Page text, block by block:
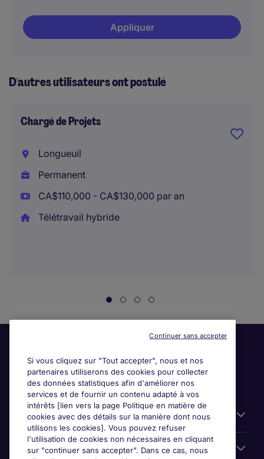
Appliquer
D'autres utilisateurs ont postulé
Chargé de Projets
Longueuil
Permanent
CA$110,000 - CA$130,000 par an
Télétravail hybride
Liens utiles
Parcourir nos offres
Si vous cliquez sur "Tout accepter", nous et nos
partenaires utiliserons des cookies pour collecter
des données statistiques afin d'améliorer nos
services et de fournir un contenu adapté à vos
intérêts [lien vers la page Politique en matière de
cookies avec des détails sur la manière dont nous
utilisons les cookies]. Vous pouvez refuser
l'utilisation de cookies non nécessaires en cliquant
sur "continuer sans accepter". Dans ce cas, nous
Continuer sans accepter